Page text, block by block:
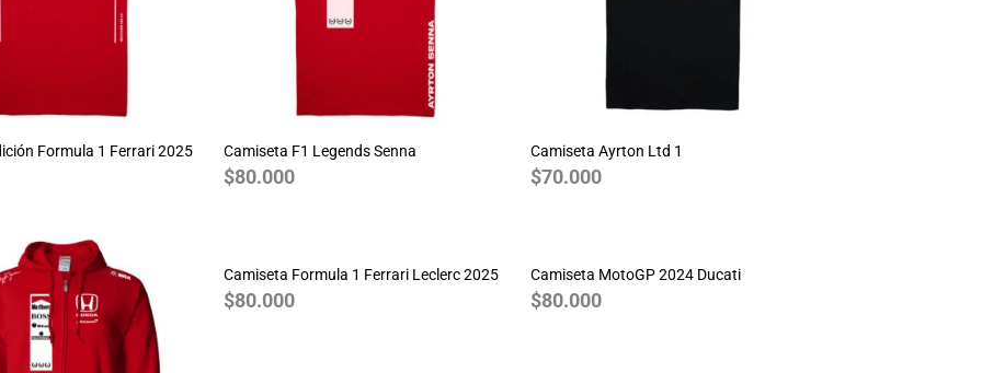
Formula 1 Ferrari 2025 Camiseta F1 Legends Senna
$80.000
Camiseta Ayrton Ltd 1
$70.000
Camiseta Formula 1 Ferrari Leclerc 2025
$80.000
Camiseta MotoGP 2024 Ducati
$80.000